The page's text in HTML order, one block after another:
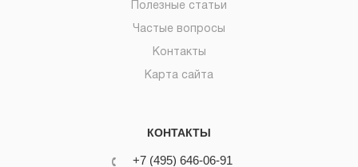
Полезные статьи
Частые вопросы
Контакты
Карта сайта
КОНТАКТЫ
+7 (495) 646-06-91